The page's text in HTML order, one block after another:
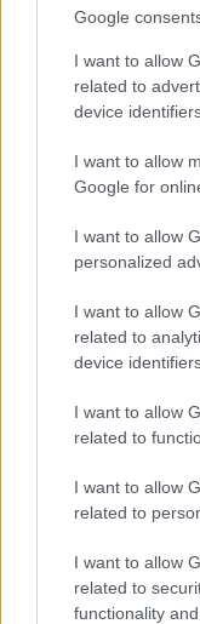
Google
I want to allow
related to
device
I want to allow
Google for
I want to allow
personalized
I want to allow
related to
device
I want to allow
related to
I want to allow
related to
I want to allow
related to
functionality
Fotó: Szécsi István /